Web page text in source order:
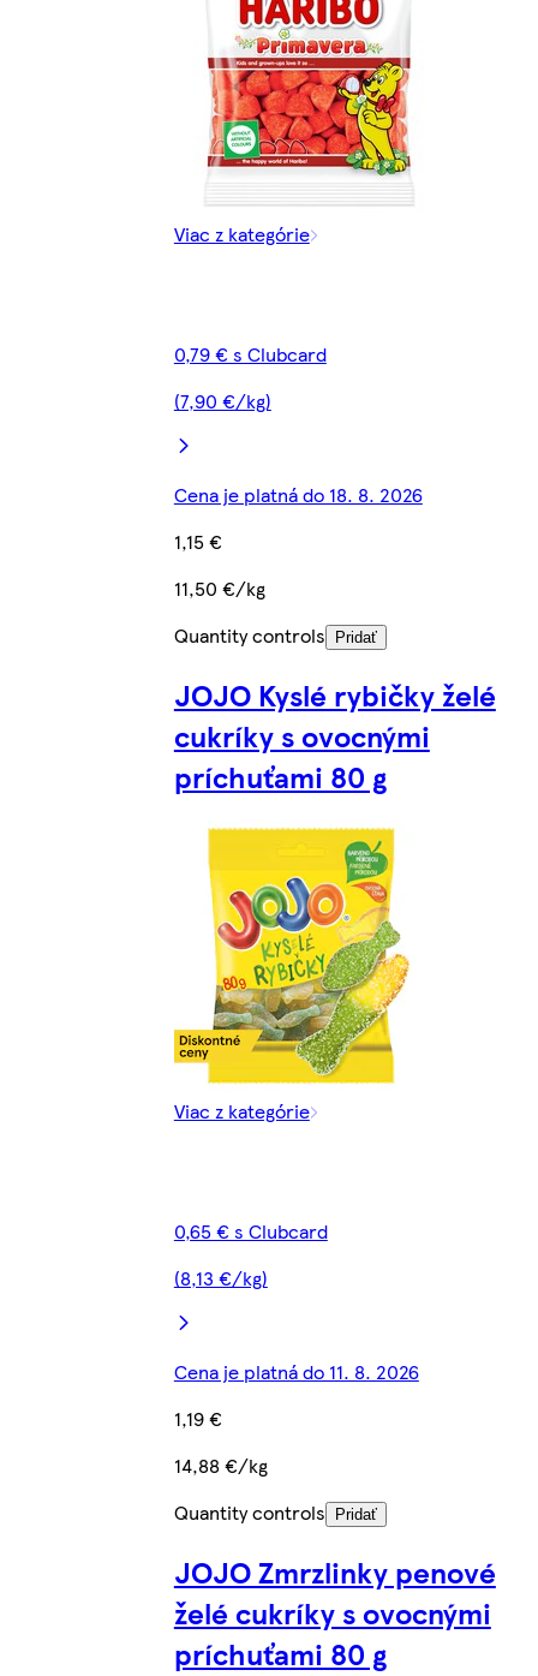
Viac z kategórie
0,79 € s Clubcard
(7,90 €/kg)
Cena je platná do 18. 8. 2026
1,15 €
11,50 €/kg
Quantity controls
Pridať
JOJO Kyslé rybičky želé
cukríky s ovocnými
príchuťami 80 g
Viac z kategórie
0,65 € s Clubcard
(8,13 €/kg)
Cena je platná do 11. 8. 2026
1,19 €
14,88 €/kg
Quantity controls
Pridať
JOJO Zmrzlinky penové
želé cukríky s ovocnými
príchuťami 80 g